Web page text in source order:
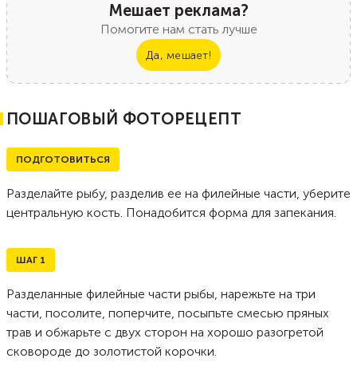
Мешает реклама?
Помогите нам стать лучше
Да, мешает!
ПОШАГОВЫЙ ФОТОРЕЦЕПТ
ПОДГОТОВИТЬСЯ
Разделайте рыбу, разделив ее на филейные части, уберите
центральную кость. Понадобится форма для запекания.
ШАГ 1
Разделанные филейные части рыбы, нарежьте на три
части, посолите, поперчите, посыпьте смесью пряных
трав и обжарьте с двух сторон на хорошо разогретой
сковороде до золотистой корочки.